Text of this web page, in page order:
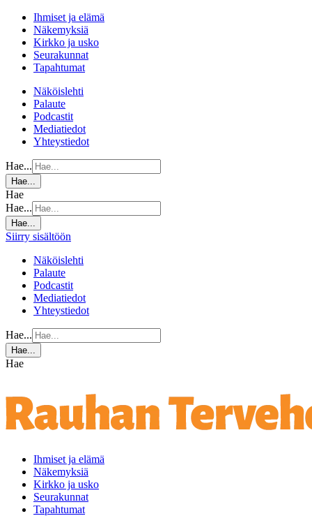
Ihmiset ja elämä
Näkemyksiä
Kirkko ja usko
Seurakunnat
Tapahtumat
Näköislehti
Palaute
Podcastit
Mediatiedot
Yhteystiedot
Hae...
Hae...
Hae
Hae...
Hae...
Siirry sisältöön
Näköislehti
Palaute
Podcastit
Mediatiedot
Yhteystiedot
Hae...
Hae...
Hae
Ihmiset ja elämä
Näkemyksiä
Kirkko ja usko
Seurakunnat
Tapahtumat